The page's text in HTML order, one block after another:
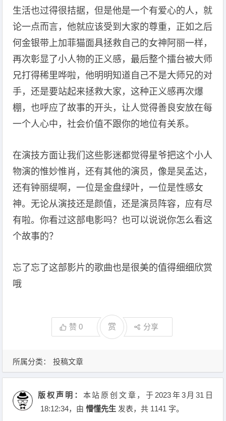
生活也过得很拮据，但是他是一个有爱心的人，就
论一点而言，他就应该受到大家的尊重，正如之后
何金银带上加菲猫面具拯救自己的女神阿丽一样，
再次彰显了小人物的正义感，最后整个擂台被大师
兄打得稀里哗啦，他明明知道自己不是大师兄的对
手，还是要站起来拯救大家，这种正义感再次爆
棚，也呼应了故事的开头，让人觉得善良安放在每
一个人心中，社会价值不跟你的地位有关系。
在演技方面让我们这些影迷都觉得星爷把这个小人
物演的惟妙惟肖，还有其他的演员，像是吴孟达，
还有钟丽缇啊，一位是金盘绿叶，一位是性感女
神。无论从演技还是颜值，还是演员阵容，应有尽
有啦。你看过这部电影吗？也可以说说你怎么看这
个故事的？
忘了忘了这部影片的歌曲也是很美的值得细细欣赏
哦
赞0 赏 分享
所属分类： 投稿文章
版权声明： 本站原创文章，于2023年3月31日
18:12:34，由懵懂先生 发表，共 1141 字。